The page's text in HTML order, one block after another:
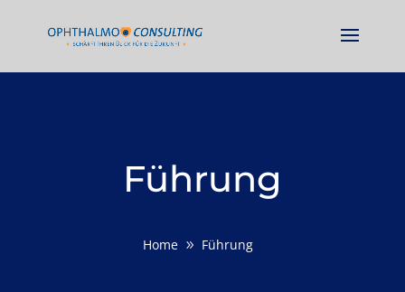
Führung
Home Führung